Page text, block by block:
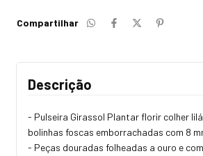
Compartilhar
Descrição
- Pulseira Girassol Plantar florir colher
bolinhas foscas emborrachadas com 8
- Peças douradas folheadas a ouro e